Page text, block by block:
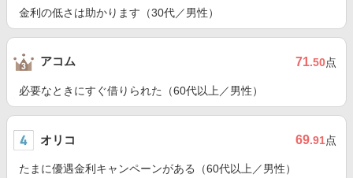
金利の低さは助かります（30代／男性）
アコム 71.50点
必要なときにすぐ借りられた（60代以上／男性）
オリコ 69.91点
たまに優遇金利キャンペーンがある（60代以上／男性）